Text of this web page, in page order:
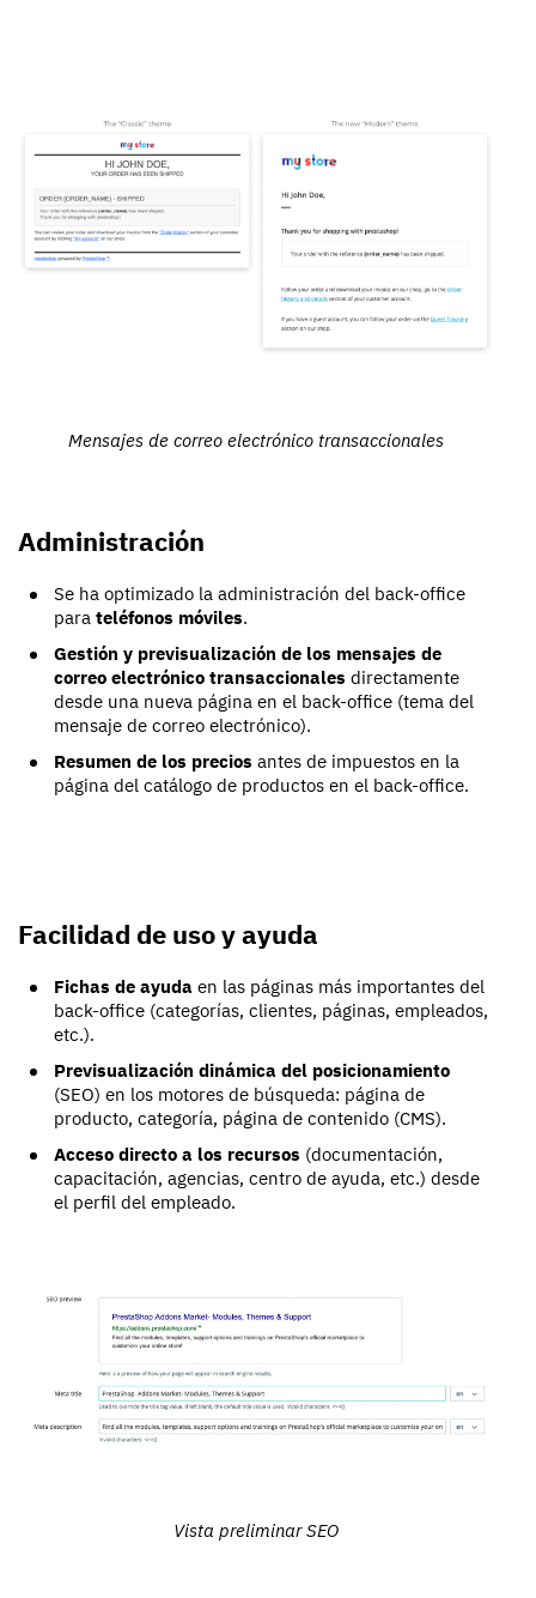
Mensajes de correo electrónico transaccionales
Administración
Se ha optimizado la administración del back-office
para teléfonos móviles.
Gestión y previsualización de los mensajes de
correo electrónico transaccionales directamente
desde una nueva página en el back-office (tema del
mensaje de correo electrónico).
Resumen de los precios antes de impuestos en la
página del catálogo de productos en el back-office.
Facilidad de uso y ayuda
Fichas de ayuda en las páginas más importantes del
back-office (categorías, clientes, páginas, empleados,
etc.).
Previsualización dinámica del posicionamiento
(SEO) en los motores de búsqueda: página de
producto, categoría, página de contenido (CMS).
Acceso directo a los recursos (documentación,
capacitación, agencias, centro de ayuda, etc.) desde
el perfil del empleado.
Vista preliminar SEO